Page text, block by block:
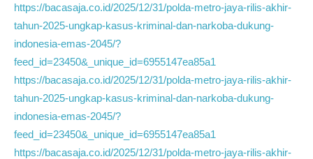
https://bacasaja.co.id/2025/12/31/polda-metro-jaya-rilis-akhir-
tahun-2025-ungkap-kasus-kriminal-dan-narkoba-dukung-
indonesia-emas-2045/?
feed_id=23450&_unique_id=6955147ea85a1
https://bacasaja.co.id/2025/12/31/polda-metro-jaya-rilis-akhir-
tahun-2025-ungkap-kasus-kriminal-dan-narkoba-dukung-
indonesia-emas-2045/?
feed_id=23450&_unique_id=6955147ea85a1
https://bacasaja.co.id/2025/12/31/polda-metro-jaya-rilis-akhir-